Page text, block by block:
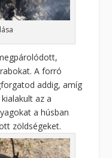
A forró
addig, amíg
az a
a húsban
zöldségeket.